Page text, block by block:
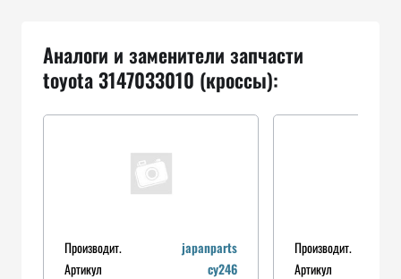
Аналоги и заменители запчасти
toyota 3147033010 (кроссы):
Производит.
japanparts
Артикул
cy246
Производит.
Артикул